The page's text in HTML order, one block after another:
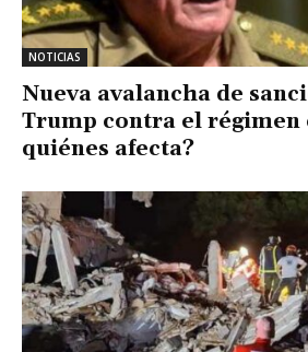
NOTICIAS
Nueva avalancha de
Trump contra el régimen
quiénes afecta?